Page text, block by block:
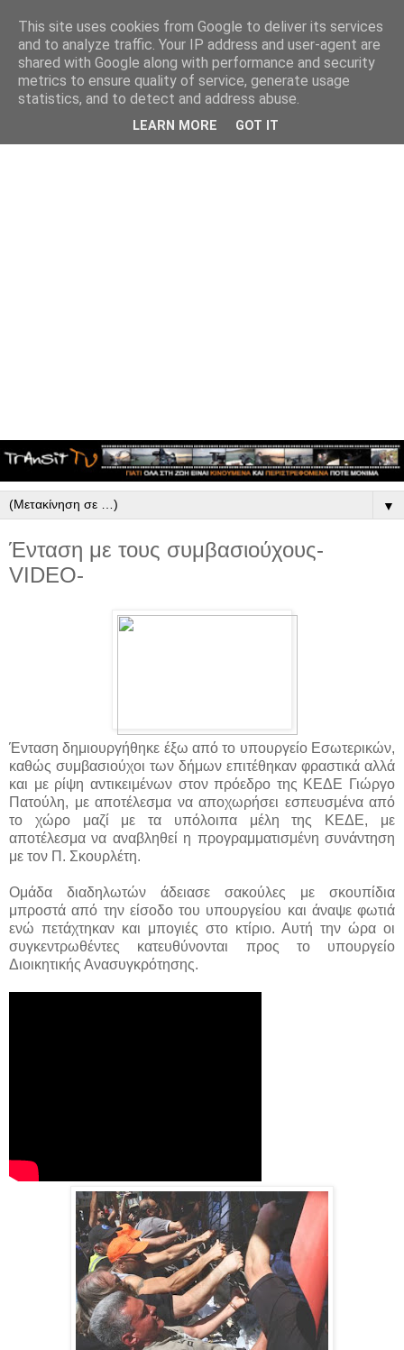
▼
Ένταση με τους συμβασιούχους-
VIDEO-
Ένταση δημιουργήθηκε έξω από το υπουργείο Εσωτερικών,
καθώς συμβασιούχοι των δήμων επιτέθηκαν φραστικά αλλά
και με ρίψη αντικειμένων στον πρόεδρο της ΚΕΔΕ Γιώργο
Πατούλη, με αποτέλεσμα να αποχωρήσει εσπευσμένα από
το χώρο μαζί με τα υπόλοιπα μέλη της ΚΕΔΕ, με
αποτέλεσμα να αναβληθεί η προγραμματισμένη συνάντηση
με τον Π. Σκουρλέτη.
Ομάδα διαδηλωτών άδειασε σακούλες με σκουπίδια
μπροστά από την είσοδο του υπουργείου και άναψε φωτιά
ενώ πετάχτηκαν και μπογιές στο κτίριο. Αυτή την ώρα οι
συγκεντρωθέντες κατευθύνονται προς το υπουργείο
Διοικητικής Ανασυγκρότησης.
This site uses cookies from Google to deliver its services
and to analyze traffic. Your IP address and user-agent are
shared with Google along with performance and security
metrics to ensure quality of service, generate usage
statistics, and to detect and address abuse.
LEARN MORE GOT IT